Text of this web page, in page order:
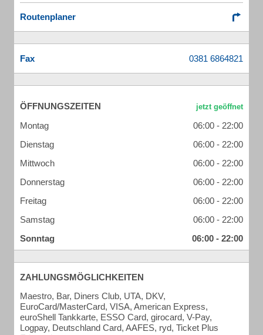
Routenplaner
Fax
ÖFFNUNGSZEITEN
Montag
06:00 - 22:00
Dienstag
06:00 - 22:00
Mittwoch
06:00 - 22:00
Donnerstag
06:00 - 22:00
Freitag
06:00 - 22:00
Samstag
06:00 - 22:00
Sonntag
06:00 - 22:00
ZAHLUNGSMÖGLICHKEITEN
Maestro, Bar, Diners Club, UTA, DKV,
EuroCard/MasterCard, VISA, American Express,
euroShell Tankkarte, ESSO Card, girocard, V-Pay,
Logpay, Deutschland Card, AAFES, ryd, Ticket Plus